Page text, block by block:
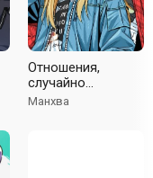
Отношения,
случайно
созданные на
Манхва